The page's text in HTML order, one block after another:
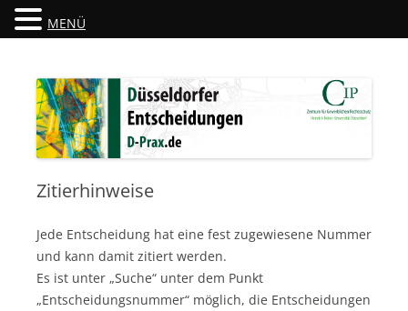
Düsseldorfer Entscheidungen
Zitierhinweise
Jede Entscheidung hat eine fest zugewiesene Nummer
und kann damit zitiert werden.
Es ist unter „Suche“ unter dem Punkt
„Entscheidungsnummer“ möglich, die Entscheidungen
MENÜ